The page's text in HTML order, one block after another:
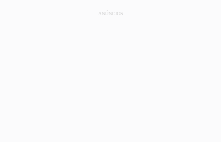
ANÚNCIOS